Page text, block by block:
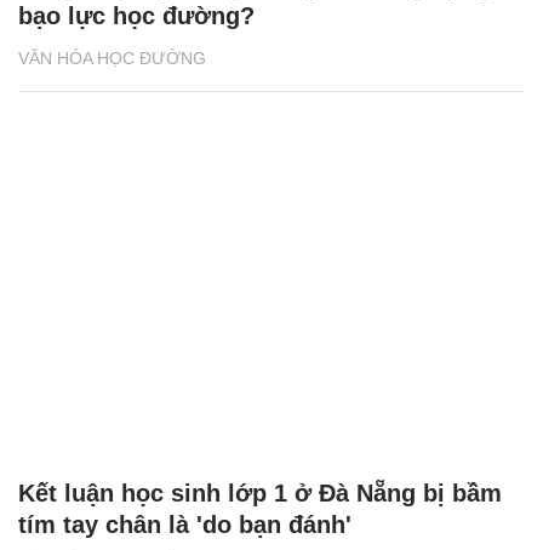
VĂN HÓA HỌC ĐƯỜNG
bạo lực học đường?
Kết luận học sinh lớp 1 ở Đà Nẵng bị bầm
tím tay chân là 'do bạn đánh'